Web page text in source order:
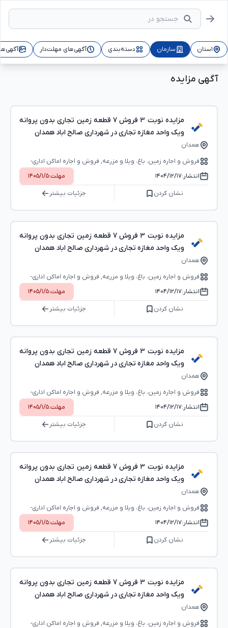
استان سازمان دسته‌بندی آگهی‌های مهلت‌دار
آگهی مزایده
مزایده نوبت 3 فروش 7 قطعه زمین تجاری بدون پروانه
ویک واحد مغازه تجاری در شهرداری صالح اباد همدان
همدان
فروش و اجاره زمین، باغ، ویلا و مزرعه, فروش و اجاره اماکن اداری-
تجاری (بوفه، استخر و...)
انتشار:۱۴۰۴/۱۲/۱۷ مهلت:۱۴۰۵/۱/۵
نشان کردن جزئیات بیشتر
مزایده نوبت 3 فروش 7 قطعه زمین تجاری بدون پروانه
ویک واحد مغازه تجاری در شهرداری صالح اباد همدان
همدان
فروش و اجاره زمین، باغ، ویلا و مزرعه, فروش و اجاره اماکن اداری-
تجاری (بوفه، استخر و...)
انتشار:۱۴۰۴/۱۲/۱۷ مهلت:۱۴۰۵/۱/۵
نشان کردن جزئیات بیشتر
مزایده نوبت 3 فروش 7 قطعه زمین تجاری بدون پروانه
ویک واحد مغازه تجاری در شهرداری صالح اباد همدان
همدان
فروش و اجاره زمین، باغ، ویلا و مزرعه, فروش و اجاره اماکن اداری-
تجاری (بوفه، استخر و...)
انتشار:۱۴۰۴/۱۲/۱۷ مهلت:۱۴۰۵/۱/۵
نشان کردن جزئیات بیشتر
مزایده نوبت 3 فروش 7 قطعه زمین تجاری بدون پروانه
ویک واحد مغازه تجاری در شهرداری صالح اباد همدان
همدان
فروش و اجاره زمین، باغ، ویلا و مزرعه, فروش و اجاره اماکن اداری-
تجاری (بوفه، استخر و...)
انتشار:۱۴۰۴/۱۲/۱۷ مهلت:۱۴۰۵/۱/۵
نشان کردن جزئیات بیشتر
مزایده نوبت 3 فروش 7 قطعه زمین تجاری بدون پروانه
ویک واحد مغازه تجاری در شهرداری صالح اباد همدان
همدان
فروش و اجاره زمین، باغ، ویلا و مزرعه, فروش و اجاره اماکن اداری-